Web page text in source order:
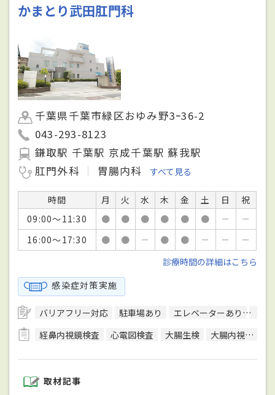
かまとり武田肛門科
千葉県千葉市緑区おゆみ野3ｰ36-2
043-293-8123
鎌取駅 千葉駅 京成千葉駅 蘇我駅
肛門外科
胃腸内科 すべて見る
時間 月 火 水 木 金 土 日
祝
09:00～11:30
● ● ● ● ● ● －
－
16:00～17:30
● ● － ● ● － －
－
診療時間の詳細はこちら
感染症対策実施
バリアフリー対応 駐車場あり エレベーターあり
経鼻内視鏡検査
心電図検査 大腸生検 大腸内視鏡検査
取材記事